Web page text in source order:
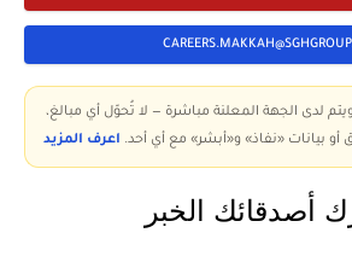
لدى الجهة المعلنة مباشرة — لا تُحوّل أي مبالغ،
أو بيانات «نفاذ» و«أبشر» مع أي أحد. اعرف المزيد
أصدقائك الخبر